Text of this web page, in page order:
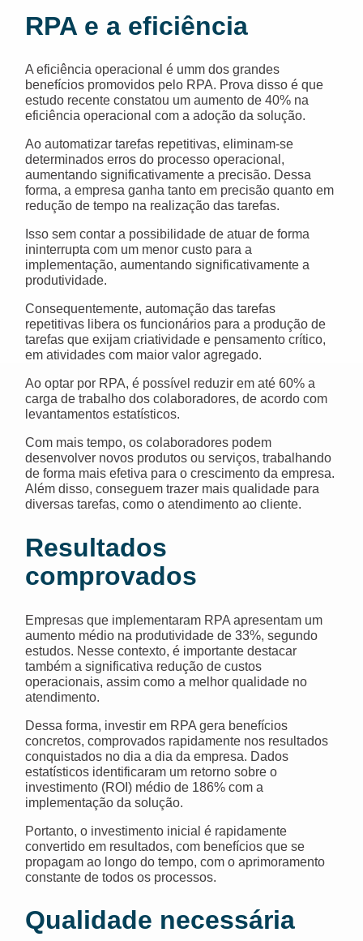
RPA e a eficiência
A eficiência operacional é umm dos grandes
benefícios promovidos pelo RPA. Prova disso é que
estudo recente constatou um aumento de 40% na
eficiência operacional com a adoção da solução.
Ao automatizar tarefas repetitivas, eliminam-se
determinados erros do processo operacional,
aumentando significativamente a precisão. Dessa
forma, a empresa ganha tanto em precisão quanto em
redução de tempo na realização das tarefas.
Isso sem contar a possibilidade de atuar de forma
ininterrupta com um menor custo para a
implementação, aumentando significativamente a
produtividade.
Consequentemente, automação das tarefas
repetitivas libera os funcionários para a produção de
tarefas que exijam criatividade e pensamento crítico,
em atividades com maior valor agregado.
Ao optar por RPA, é possível reduzir em até 60% a
carga de trabalho dos colaboradores, de acordo com
levantamentos estatísticos.
Com mais tempo, os colaboradores podem
desenvolver novos produtos ou serviços, trabalhando
de forma mais efetiva para o crescimento da empresa.
Além disso, conseguem trazer mais qualidade para
diversas tarefas, como o atendimento ao cliente.
Resultados
comprovados
Empresas que implementaram RPA apresentam um
aumento médio na produtividade de 33%, segundo
estudos. Nesse contexto, é importante destacar
também a significativa redução de custos
operacionais, assim como a melhor qualidade no
atendimento.
Dessa forma, investir em RPA gera benefícios
concretos, comprovados rapidamente nos resultados
conquistados no dia a dia da empresa. Dados
estatísticos identificaram um retorno sobre o
investimento (ROI) médio de 186% com a
implementação da solução.
Portanto, o investimento inicial é rapidamente
convertido em resultados, com benefícios que se
propagam ao longo do tempo, com o aprimoramento
constante de todos os processos.
Qualidade necessária